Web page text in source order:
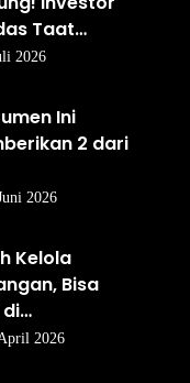
Taat…
2026
Ini
2 dari
2026
Kelola
Bisa
di…
2026